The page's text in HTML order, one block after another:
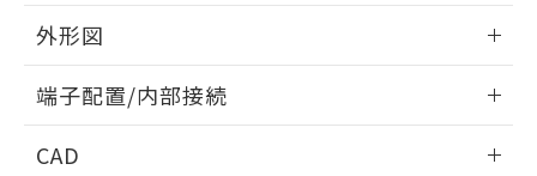
外形図
外形図
端子配置/内部接続
CAD
※本証明書は発行日時点で非含有を証明す
るもので、過去に遡って非含有を証明する
ものではありません。
また、RoHS指令のフタル酸エステル類４
物質の対応では、対応完了までの期間は出